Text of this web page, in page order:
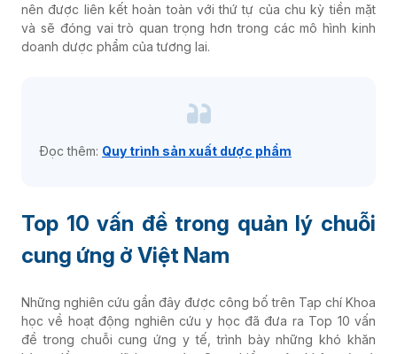
nên được liên kết hoàn toàn với thứ tự của chu kỳ tiền mặt
và sẽ đóng vai trò quan trọng hơn trong các mô hình kinh
doanh dược phẩm của tương lai.
Đọc thêm: Quy trình sản xuất dược phẩm
Top 10 vấn đề trong quản lý chuỗi
cung ứng ở Việt Nam
Những nghiên cứu gần đây được công bố trên Tạp chí Khoa
học về hoạt động nghiên cứu y học đã đưa ra Top 10 vấn
đề trong chuỗi cung ứng y tế, trình bày những khó khăn